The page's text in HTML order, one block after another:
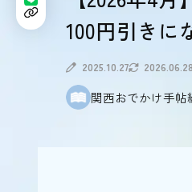
100円引きに
2025.10.27 2026.06.28
関西おでかけ手帖